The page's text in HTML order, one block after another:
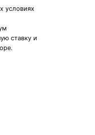
условиях
ставку и